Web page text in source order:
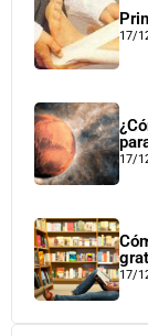
17/
17/
17/